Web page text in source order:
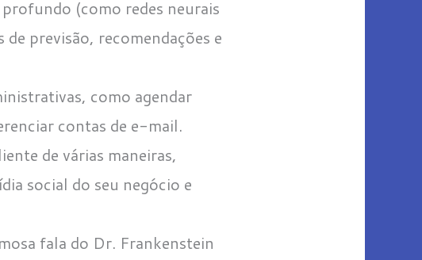
(como redes neurais
previsão, recomendações e
como agendar
contas de e-mail.
de várias maneiras,
social do seu negócio e
fala do Dr. Frankenstein